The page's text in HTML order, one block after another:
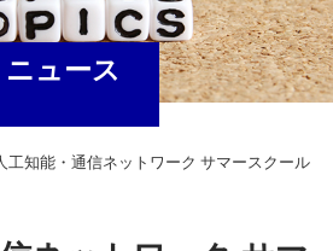
ニュース
工知能・通信ネットワーク サマースクール